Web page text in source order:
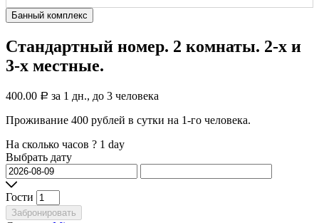
Банный комплекс
Стандартный номер. 2 комнаты. 2-х и
3-х местные.
400.00 Р за 1 дн., до 3 человека
Проживание 400 рублей в сутки на 1-го человека.
На сколько часов ? 1 day
Выбрать дату
Гости
Забронировать